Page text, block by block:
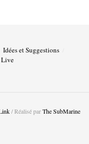
Idées et Suggestions
Live
/ Réalisé parThe SubMarine